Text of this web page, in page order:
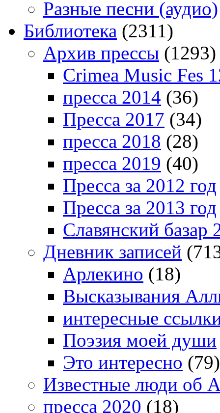
Разные песни (аудио)
Библиотека (2311)
Архив прессы (1293)
Crimea Music Fes
пресса 2014 (36)
Пресса 2017 (34)
пресса 2018 (28)
пресса 2019 (40)
Пресса за 2012 год
Пресса за 2013 год
Славянский базар
Дневник записей
Арлекино (18)
Высказывания
интересные
Поэзия моей души
Это интересно (79)
Известные люди об
пресса 2020 (18)